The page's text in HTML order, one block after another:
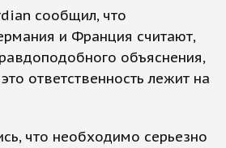
сообщил, что
и Франция считают,
объяснения,
ответственность лежит на
что необходимо серьезно